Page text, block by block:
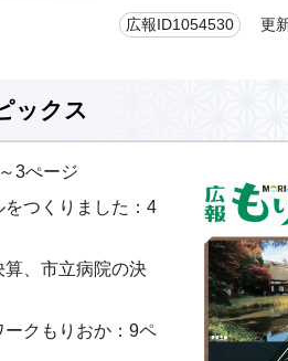
広報ID1054530 更新
ックス
3ぺージ
つくりました：4
、市立病院の決
ークもりおか：9ペ